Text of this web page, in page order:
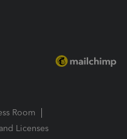
Room
Licenses